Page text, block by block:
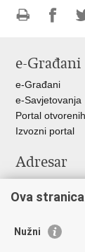
e-Građani
e-Građani
e-Savjetovanja
Portal
Izvozni portal
Adresar
Adresar tijela
Korisne
Ova
Nužni